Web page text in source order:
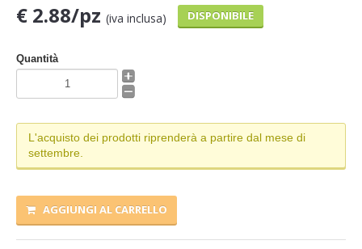
€ 2.88/pz (iva inclusa) DISPONIBILE
Quantità
L'acquisto dei prodotti riprenderà a partire dal mese di
settembre.
AGGIUNGI AL CARRELLO